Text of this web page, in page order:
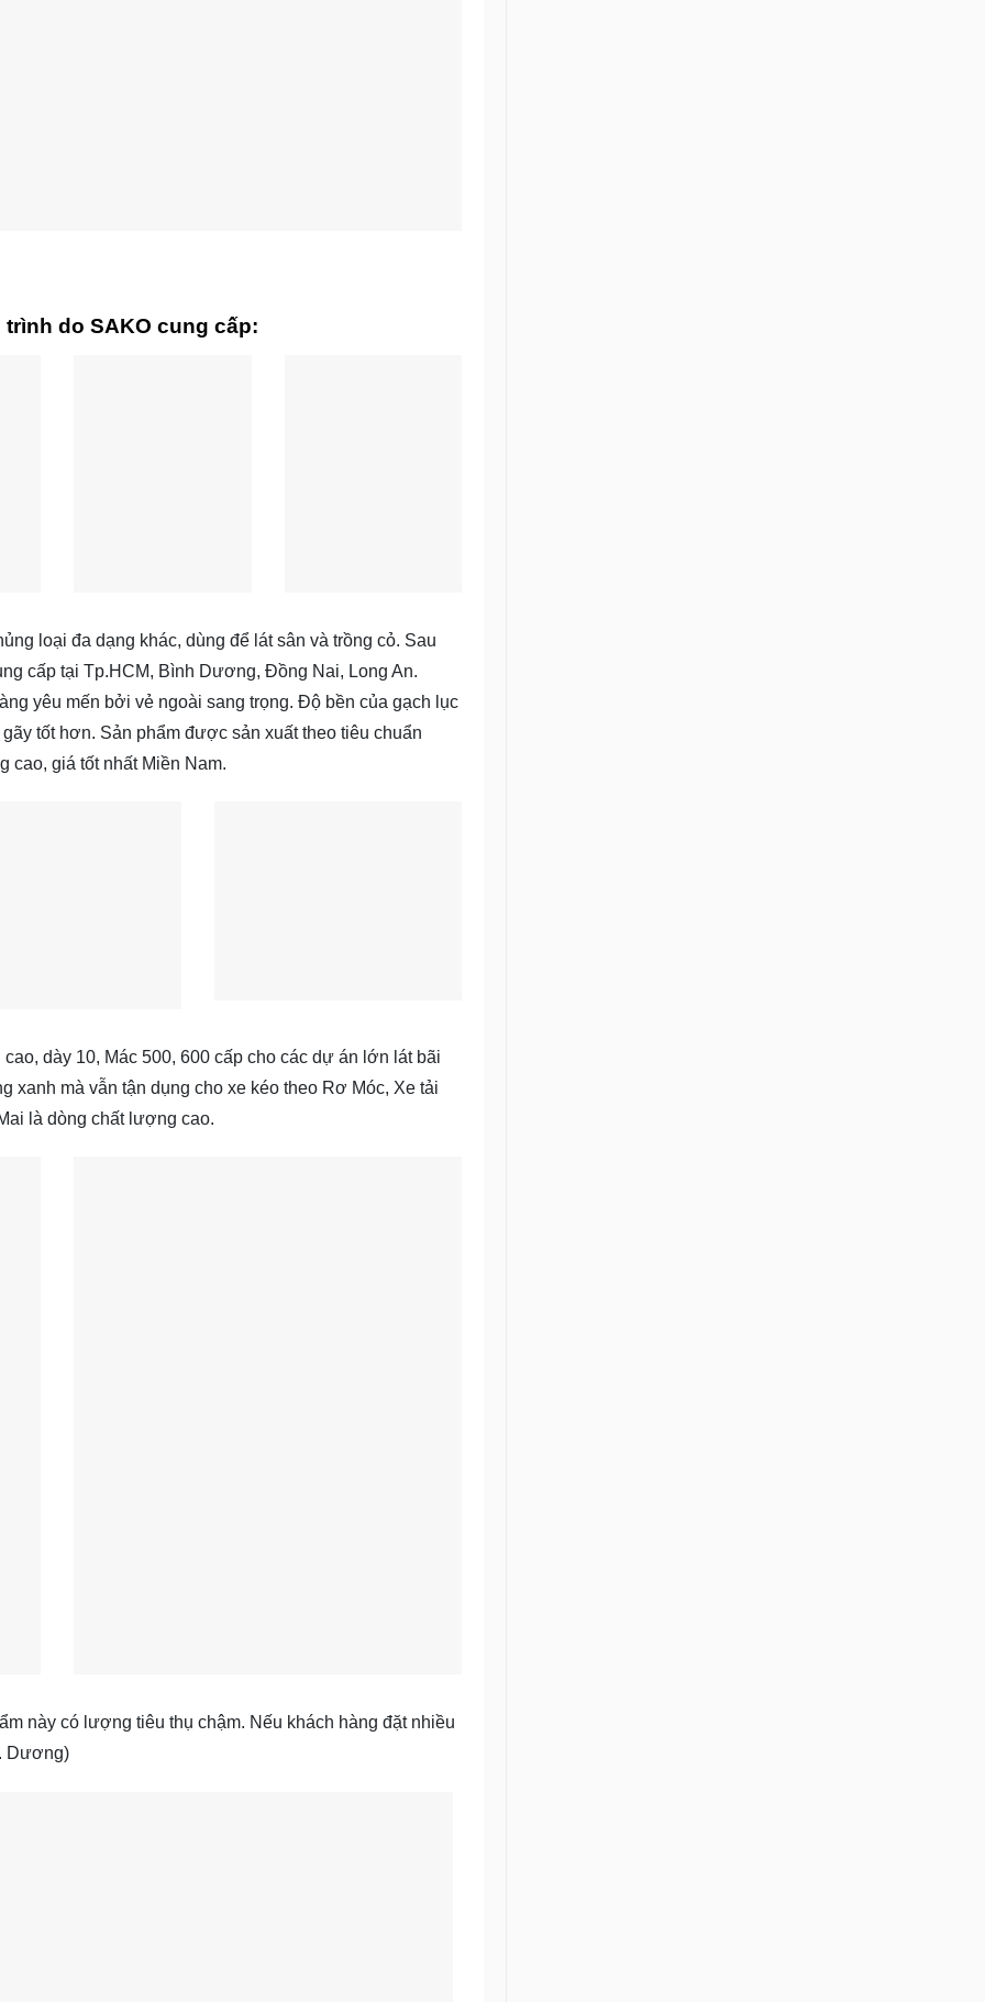
do SAKO cung cấp:
loại đa dạng khác, dùng để lát sân và trồng cỏ. Sau
cấp tại Tp.HCM, Bình Dương, Đồng Nai, Long An.
yêu mến bởi vẻ ngoài sang trọng. Độ bền của gạch lục
tốt hơn. Sản phẩm được sản xuất theo tiêu chuẩn
cao, giá tốt nhất Miền Nam.
dày 10, Mác 500, 600 cấp cho các dự án lớn lát bãi
xanh mà vẫn tận dụng cho xe kéo theo Rơ Móc, Xe tải
là dòng chất lượng cao.
này có lượng tiêu thụ chậm. Nếu khách hàng đặt nhiều
Dương)